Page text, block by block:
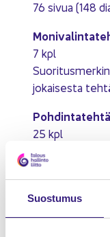
Suos­tu­mus
76 sivua (148
7 kpl
jo­kai­ses­ta
25 kpl
4 tun­tia 12